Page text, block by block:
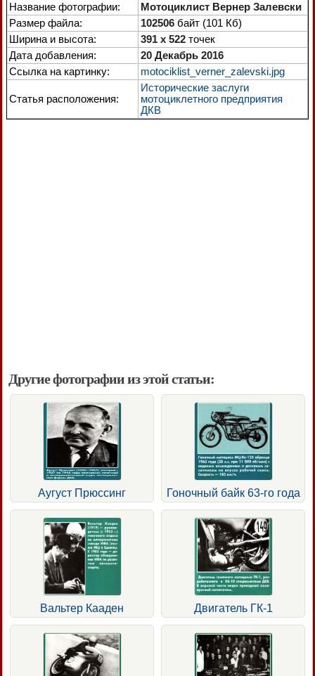
Название фотографии:
Мотоциклист Вернер Залевски
Размер файла:
102506 байт (101 Кб)
Ширина и высота:
391 x 522 точек
Дата добавления:
20 Декабрь 2016
Ссылка на картинку:
motociklist_verner_zalevski.jpg
Статья расположения:
Исторические заслуги
мотоциклетного предприятия
ДКВ
Другие фотографии из этой статьи:
Аугуст Прюссинг Гоночный байк 63-го года
Вальтер Кааден Двигатель ГК-1